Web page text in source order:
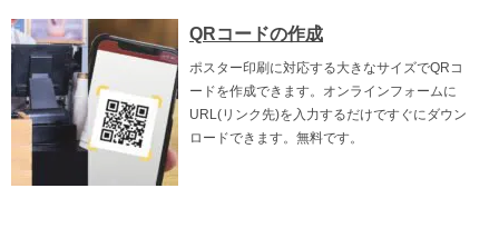
QRコードの作成
ポスター印刷に対応する大きなサイズでQRコ
ードを作成できます。オンラインフォームに
URL(リンク先)を入力するだけですぐにダウン
ロードできます。無料です。